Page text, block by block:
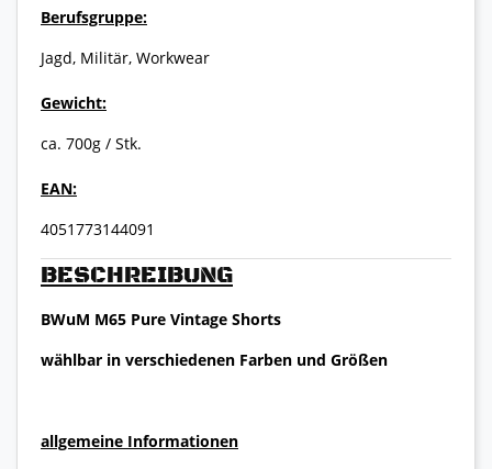
BESCHREIBUNG
BWuM M65 Pure Vintage Shorts
wählbar in verschiedenen Farben und Größen
allgemeine Informationen
Berufsgruppe:
Jagd, Militär, Workwear
Gewicht:
ca. 700g / Stk.
EAN:
4051773144091